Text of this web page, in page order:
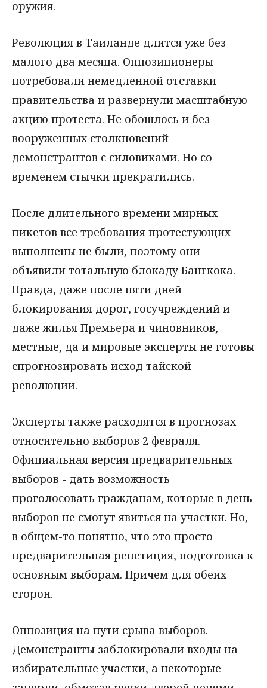
оружия.
Революция в Таиланде длится уже без
малого два месяца. Оппозиционеры
потребовали немедленной отставки
правительства и развернули масштабную
акцию протеста. Не обошлось и без
вооруженных столкновений
демонстрантов с силовиками. Но со
временем стычки прекратились.
После длительного времени мирных
пикетов все требования протестующих
выполнены не были, поэтому они
объявили тотальную блокаду Бангкока.
Правда, даже после пяти дней
блокирования дорог, госучреждений и
даже жилья Премьера и чиновников,
местные, да и мировые эксперты не готовы
спрогнозировать исход тайской
революции.
Эксперты также расходятся в прогнозах
относительно выборов 2 февраля.
Официальная версия предварительных
выборов - дать возможность
проголосовать гражданам, которые в день
выборов не смогут явиться на участки. Но,
в общем-то понятно, что это просто
предварительная репетиция, подготовка к
основным выборам. Причем для обеих
сторон.
Оппозиция на пути срыва выборов.
Демонстранты заблокировали входы на
избирательные участки, а некоторые